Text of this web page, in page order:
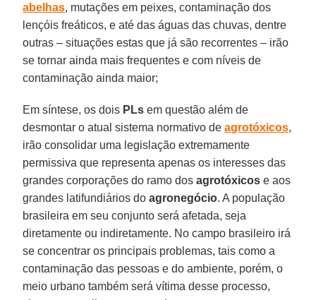
abelhas, mutações em peixes, contaminação dos
lençóis freáticos, e até das águas das chuvas, dentre
outras – situações estas que já são recorrentes – irão
se tornar ainda mais frequentes e com níveis de
contaminação ainda maior;
Em síntese, os dois PLs em questão além de
desmontar o atual sistema normativo deagrotóxicos,
irão consolidar uma legislação extremamente
permissiva que representa apenas os interesses das
grandes corporações do ramo dosagrotóxicos e aos
grandes latifundiários doagronegócio. A população
brasileira em seu conjunto será afetada, seja
diretamente ou indiretamente. No campo brasileiro irá
se concentrar os principais problemas, tais como a
contaminação das pessoas e do ambiente, porém, o
meio urbano também será vítima desse processo,